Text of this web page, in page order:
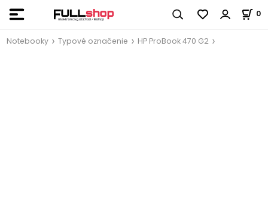
0
Notebooky Typové označenie HP ProBook 470 G2